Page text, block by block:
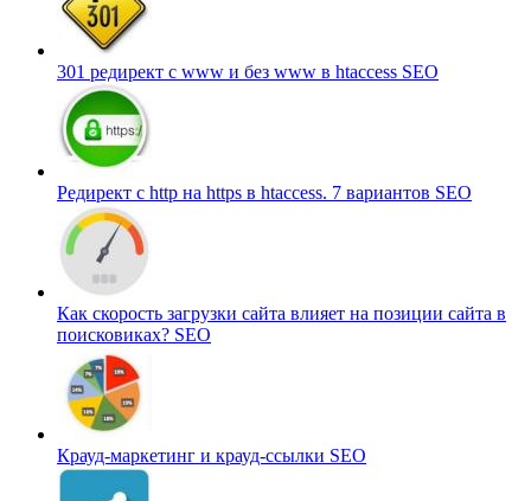
301 редирект с www и без www в htaccess SEO
Редирект с http на https в htaccess. 7 вариантов SEO
Как скорость загрузки сайта влияет на позиции сайта в
поисковиках? SEO
Крауд-маркетинг и крауд-ссылки SEO